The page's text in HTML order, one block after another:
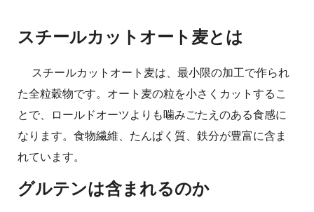
スチールカットオート麦とは
スチールカットオート麦は、最小限の加工で作られ
た全粒穀物です。オート麦の粒を小さくカットするこ
とで、ロールドオーツよりも噛みごたえのある食感に
なります。食物繊維、たんぱく質、鉄分が豊富に含ま
れています。
グルテンは含まれるのか